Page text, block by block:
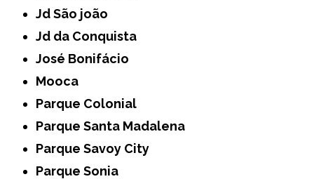
Jd São joão
Jd da Conquista
José Bonifácio
Mooca
Parque Colonial
Parque Santa Madalena
Parque Savoy City
Parque Sonia